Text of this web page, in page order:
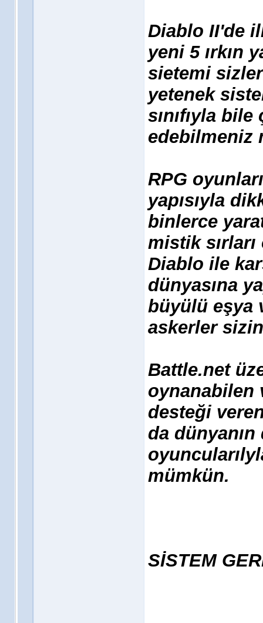
Diablo II'de
yeni 5 ırkın
sietemi
yetenek
sınıfıyla
edebilmeniz
RPG
yapısıyla
binlerce
mistik
Diablo ile
dünyasına
büyülü eşya
askerler
Battle.net
oynanabilen
desteği
da
mümkün.
SİSTEM